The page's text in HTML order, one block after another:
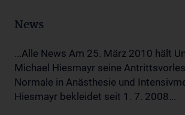
News
...Alle News Am 25. März 2010 hält
Michael Hiesmayr seine
Normale in Anästhesie und
Hiesmayr bekleidet seit 1. 7. 2008...